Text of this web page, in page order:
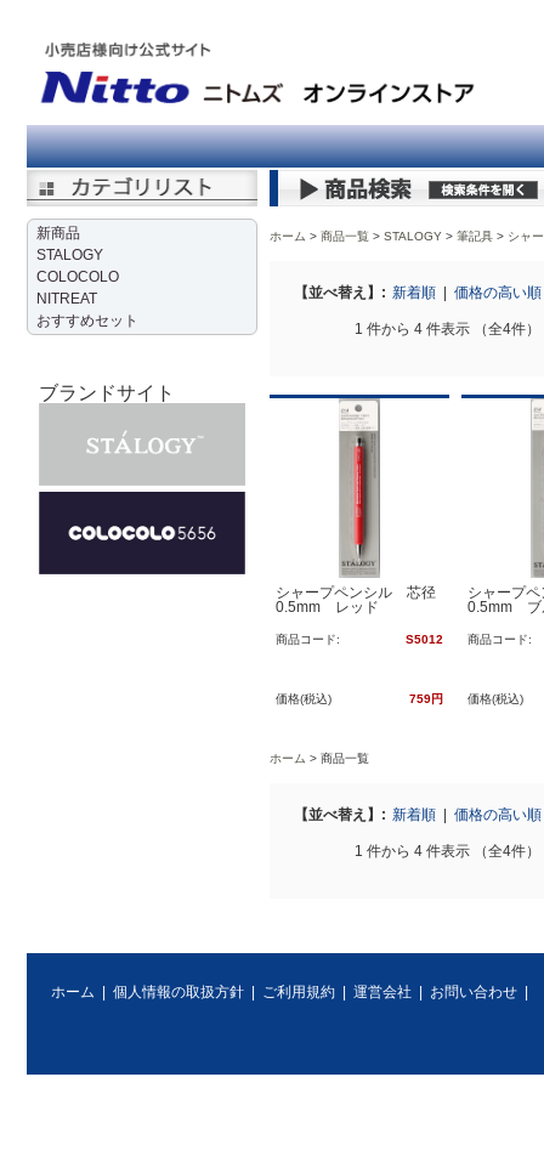
新商品
STALOGY
COLOCOLO
NITREAT
おすすめセット
ブランドサイト
ホーム 商品一覧 STALOGY > 筆記具 > シャ
【並べ替え】: 新着順 価格の高い順
1 件から 4 件表示 （全4件）
シャープペンシル 芯径
0.5mm レッド
商品コード: S5012
価格(税込) 759円
シャープ
0.5mm ブ
商品コード:
価格(税込)
ホーム 商品一覧
【並べ替え】: 新着順 価格の高い順
1 件から 4 件表示 （全4件）
ホーム 個人情報の取扱方針 ご利用規約 運営会社 お問い合わせ